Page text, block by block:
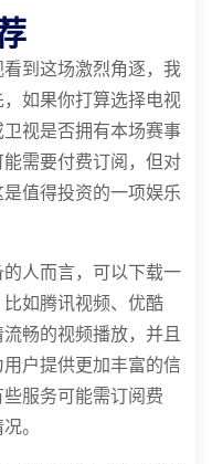
到这场激烈角逐，我
如果你打算选择电视
视是否拥有本场赛事
需要付费订阅，但对
值得投资的一项娱乐
人而言，可以下载一
如腾讯视频、优酷
畅的视频播放，并且
户提供更加丰富的信
服务可能需订阅费
。